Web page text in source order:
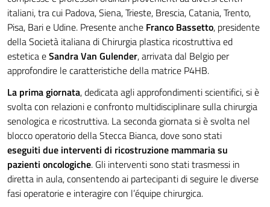
italiani, tra cui Padova, Siena, Trieste, Brescia, Catania, Trento,
Pisa, Bari e Udine. Presente anche Franco Bassetto, presidente
della Società italiana di Chirurgia plastica ricostruttiva ed
estetica eSandra Van Gulender, arrivata dal Belgio per
approfondire le caratteristiche della matrice P4HB.
La prima giornata, dedicata agli approfondimenti scientifici, si è
svolta con relazioni e confronto multidisciplinare sulla chirurgia
senologica e ricostruttiva. La seconda giornata si è svolta nel
blocco operatorio della Stecca Bianca, dove sono stati
eseguiti due interventi di ricostruzione mammaria su
pazienti oncologiche. Gli interventi sono stati trasmessi in
diretta in aula, consentendo ai partecipanti di seguire le diverse
fasi operatorie e interagire con l’équipe chirurgica.